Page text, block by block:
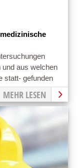
und aus welchen
statt- gefunden
MEHR LESEN